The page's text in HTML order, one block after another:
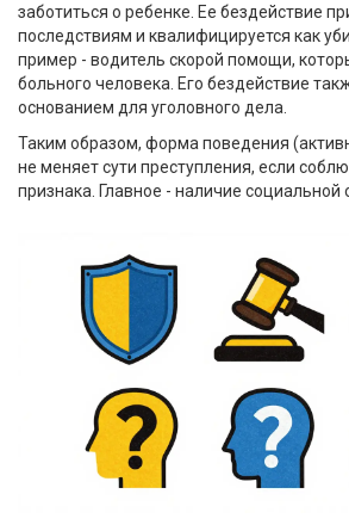
заботиться о ребенке. Ее бездействие
последствиям и квалифицируется как
пример - водитель скорой помощи,
больного человека. Его бездействие
основанием для уголовного дела.
Таким образом, форма поведения
не меняет сути преступления, если
признака. Главное - наличие социальной